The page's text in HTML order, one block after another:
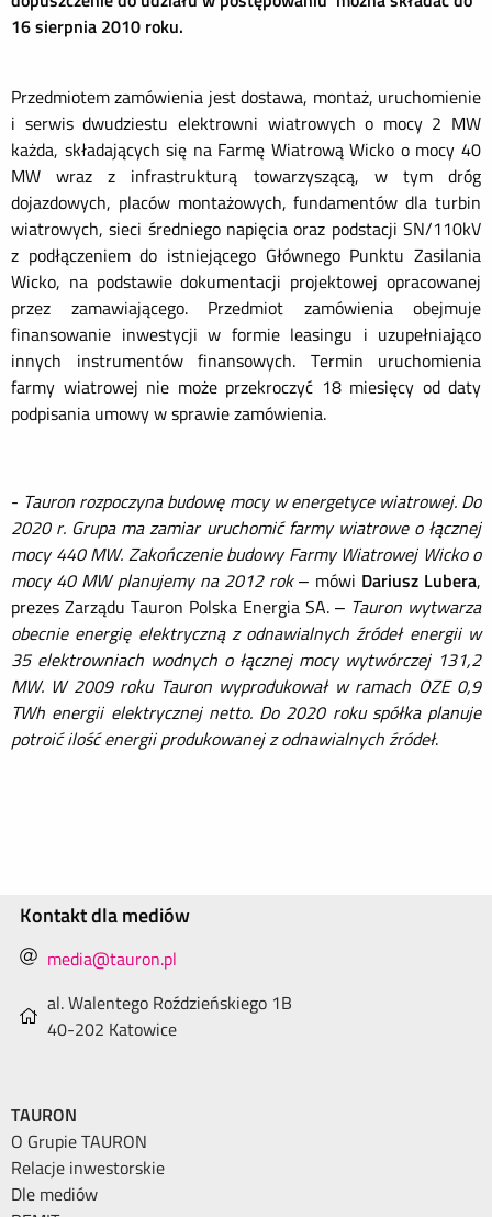
16 sierpnia 2010 roku.
Przedmiotem zamówienia jest dostawa, montaż, uruchomienie
i serwis dwudziestu elektrowni wiatrowych o mocy 2 MW
każda, składających się na Farmę Wiatrową Wicko o mocy 40
MW wraz z infrastrukturą towarzyszącą, w tym dróg
dojazdowych, placów montażowych, fundamentów dla turbin
wiatrowych, sieci średniego napięcia oraz podstacji SN/110kV
z podłączeniem do istniejącego Głównego Punktu Zasilania
Wicko, na podstawie dokumentacji projektowej opracowanej
przez zamawiającego. Przedmiot zamówienia obejmuje
finansowanie inwestycji w formie leasingu i uzupełniająco
innych instrumentów finansowych. Termin uruchomienia
farmy wiatrowej nie może przekroczyć 18 miesięcy od daty
podpisania umowy w sprawie zamówienia.
- Tauron rozpoczyna budowę mocy w energetyce wiatrowej. Do
2020 r. Grupa ma zamiar uruchomić farmy wiatrowe o łącznej
mocy 440 MW. Zakończenie budowy Farmy Wiatrowej Wicko o
mocy 40 MW planujemy na 2012 rok– mówi Dariusz Lubera,
prezes Zarządu Tauron Polska Energia SA. – Tauron wytwarza
obecnie energię elektryczną z odnawialnych źródeł energii w
35 elektrowniach wodnych o łącznej mocy wytwórczej 131,2
MW. W 2009 roku Tauron wyprodukował w ramach OZE 0,9
TWh energii elektrycznej netto. Do 2020 roku spółka planuje
potroić ilość energii produkowanej z odnawialnych źródeł.
Kontakt dla mediów
media@tauron.pl
al. Walentego Roździeńskiego 1B
40-202 Katowice
TAURON
O Grupie TAURON
Relacje inwestorskie
Dle mediów